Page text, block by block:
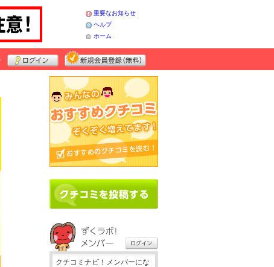
重要なお知らせ
ヘルプ
ホーム
クチコミナビ！メンバーにな